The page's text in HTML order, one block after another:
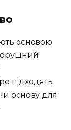
основою
підходять
основу для